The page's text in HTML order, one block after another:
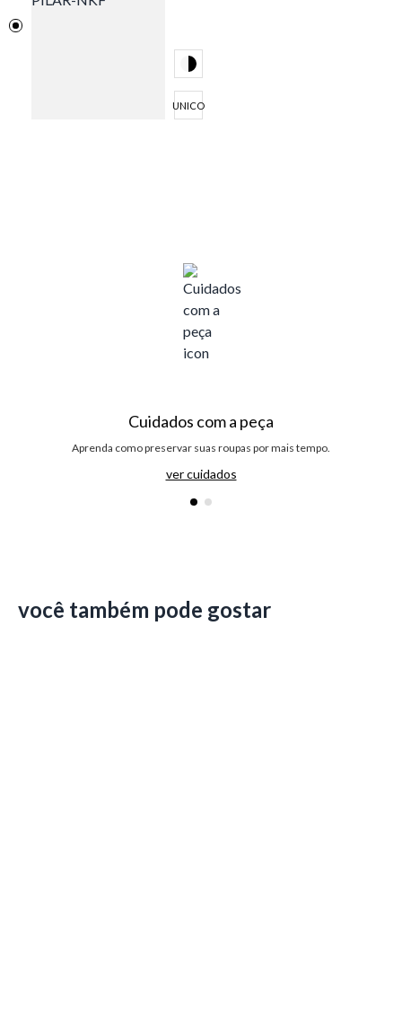
UNICO
Cuidados com a peça
Aprenda como preservar suas roupas por mais tempo.
ver cuidados
você também pode gostar